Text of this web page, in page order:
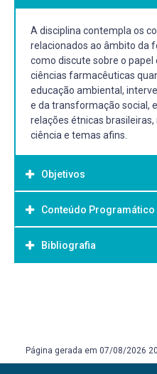
A disciplina contempla os
relacionados ao âmbito da
como discute sobre o
ciências farmacêuticas
educação ambiental,
e da transformação social,
relações étnicas
ciência e temas afins.
Objetivos
Objetivo Geral:
Apresentar e discutir sobre
nos diferentes âmbitos de
Conteúdo Programático
- O Curso de Farmácia da
- As entidades de classe do
Bibliografia
Artmed. 2008.
Página gerada em 07/08/2026